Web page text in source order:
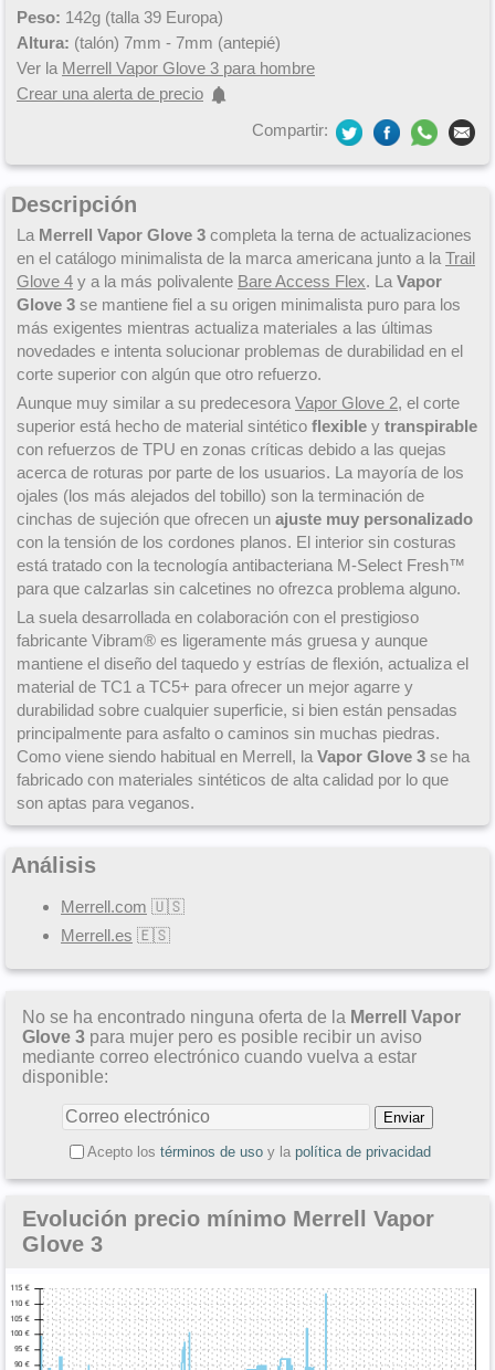
Peso: 142g (talla 39 Europa)
Altura: (talón) 7mm - 7mm (antepié)
Ver la Merrell Vapor Glove 3 para hombre
Crear una alerta de precio
Compartir:
Descripción
La Merrell Vapor Glove 3 completa la terna de actualizaciones
en el catálogo minimalista de la marca americana junto a la Trail
Glove 4 y a la más polivalente Bare Access Flex. La Vapor
Glove 3 se mantiene fiel a su origen minimalista puro para los
más exigentes mientras actualiza materiales a las últimas
novedades e intenta solucionar problemas de durabilidad en el
corte superior con algún que otro refuerzo.
Aunque muy similar a su predecesora Vapor Glove 2, el corte
superior está hecho de material sintético flexible y transpirable
con refuerzos de TPU en zonas críticas debido a las quejas
acerca de roturas por parte de los usuarios. La mayoría de los
ojales (los más alejados del tobillo) son la terminación de
cinchas de sujeción que ofrecen un ajuste muy personalizado
con la tensión de los cordones planos. El interior sin costuras
está tratado con la tecnología antibacteriana M-Select Fresh™
para que calzarlas sin calcetines no ofrezca problema alguno.
La suela desarrollada en colaboración con el prestigioso
fabricante Vibram® es ligeramente más gruesa y aunque
mantiene el diseño del taquedo y estrías de flexión, actualiza el
material de TC1 a TC5+ para ofrecer un mejor agarre y
durabilidad sobre cualquier superficie, si bien están pensadas
principalmente para asfalto o caminos sin muchas piedras.
Como viene siendo habitual en Merrell, la Vapor Glove 3 se ha
fabricado con materiales sintéticos de alta calidad por lo que
son aptas para veganos.
Análisis
Merrell.com 🇺🇸
Merrell.es 🇪🇸
No se ha encontrado ninguna oferta de la Merrell Vapor
Glove 3 para mujer pero es posible recibir un aviso
mediante correo electrónico cuando vuelva a estar
disponible:
Acepto los términos de usoy la política de privacidad
Evolución precio mínimo Merrell Vapor
Glove 3